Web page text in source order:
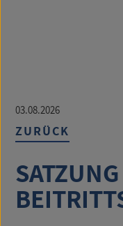
03.08.2026
ZURÜCK